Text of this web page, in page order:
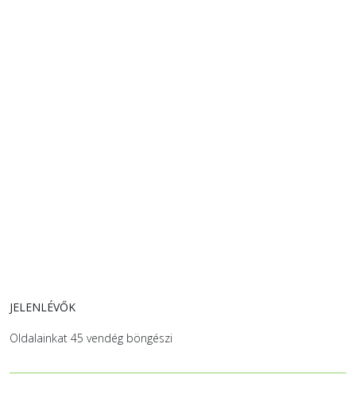
JELENLÉVŐK
Oldalainkat 45 vendég böngészi